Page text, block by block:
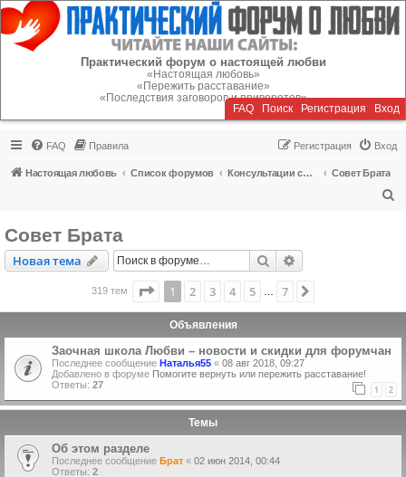
Регистрация
Практический форум о настоящей любви
«Настоящая любовь»
«Пережить расставание»
«Последствия заговоров и приворотов»
FAQ Поиск Регистрация Вход
FAQ Правила Вход
Регистрация
Настоящая любовь Список форумов Консультации специалистов
Совет Брата
Совет Брата
Новая тема
Новаятема Поиск
319 тем Страница из
1 2 3 4 5 7
Объявления
Заочная школа Любви – новости и скидки для форумчан
Последнее сообщение Наталья55 « 08 авг 2018, 09:27
Добавлено в форуме Помогите вернуть или пережить расставание!
Ответы: 27 1 2
Темы
Об этом разделе
Последнее сообщение Брат « 02 июн 2014, 00:44
Ответы: 2